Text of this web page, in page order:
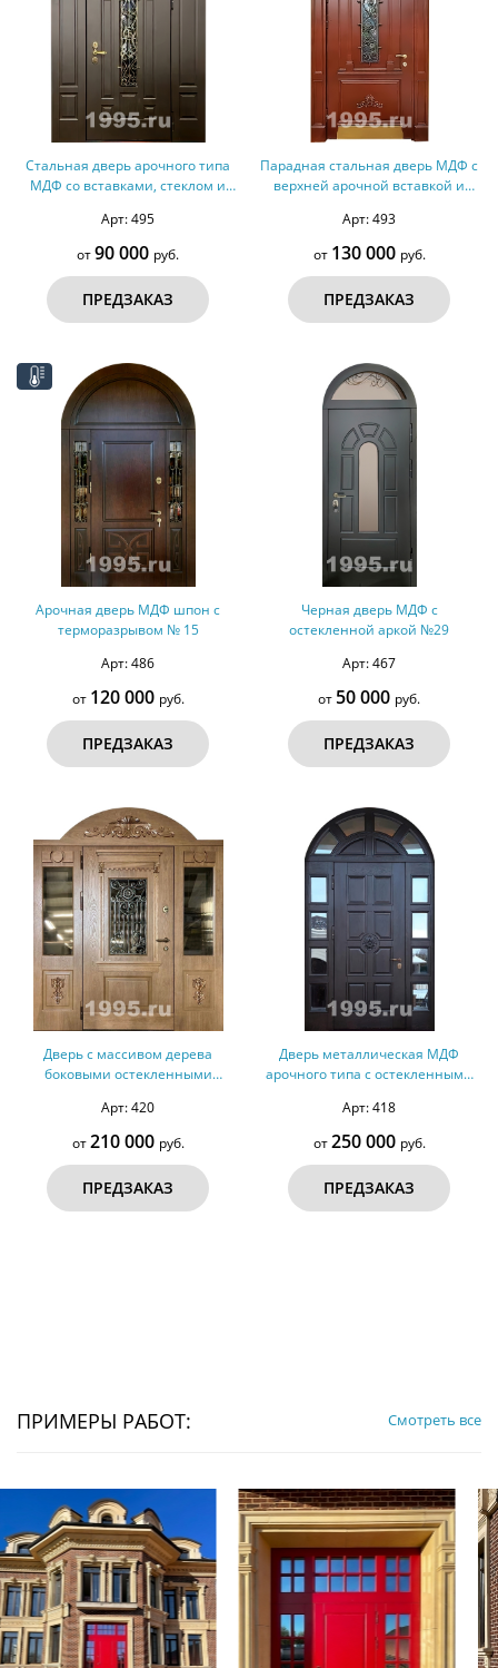
Стальная дверь арочного типа
МДФ со вставками, стеклом и
Арт: 495
от90 000 руб.
ПРЕДЗАКАЗ
Парадная стальная дверь МДФ с
верхней арочной вставкой и
Арт: 493
от 130 000 руб.
ПРЕДЗАКАЗ
Арочная дверь МДФ шпон с
терморазрывом № 15
Арт: 486
от 120 000 руб.
ПРЕДЗАКАЗ
Черная дверь МДФ с
остекленной аркой №29
Арт: 467
от 50 000 руб.
ПРЕДЗАКАЗ
Дверь с массивом дерева
боковыми остекленными
Арт: 420
от210 000 руб.
ПРЕДЗАКАЗ
Дверь металлическая МДФ
арочного типа с остекленными
Арт: 418
от250 000 руб.
ПРЕДЗАКАЗ
ПРИМЕРЫ РАБОТ: Смотреть все